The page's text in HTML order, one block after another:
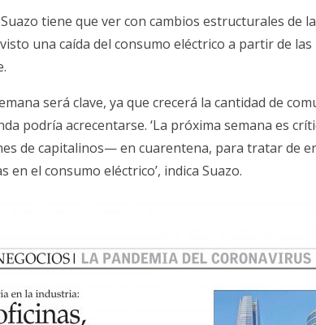
tiene que ver con cambios estructurales de
una caída del consumo eléctrico a partir de
será clave, ya que crecerá la cantidad de
podría acrecentarse. ‘La próxima semana es
de capitalinos— en cuarentena, para tratar de
en el consumo eléctrico’, indica Suazo.